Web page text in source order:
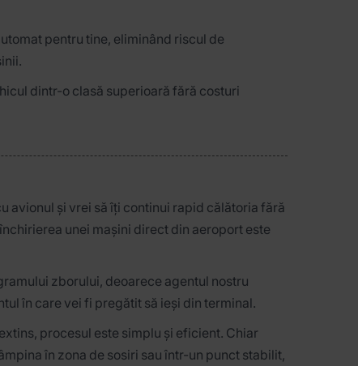
pentru tine, eliminând riscul de
dintr-o clasă superioară fără costuri
avionul și vrei să îți continui rapid călătoria fără
unei mașini direct din aeroport este
zborului, deoarece agentul nostru
în care vei fi pregătit să ieși din terminal.
procesul este simplu și eficient. Chiar
în zona de sosiri sau într-un punct stabilit,